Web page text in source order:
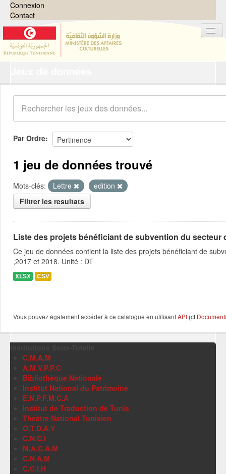
Connexion
Contact
Organisations
Groupes
Demandes 0
À propos
Par Ordre
1 jeu de données trouvé
Mots-clés: Lettre
edition
Filtrer les resultats
Liste des projets bénéficiant de subvention du secteur
Ce jeu de données contient la liste des projets bénéficiant de
,2017 et 2018. Unité : DT
XLSX CSV
Vous pouvez également accéder à ce catalogue en utilisantAPI (cf
C.M.A.M
A.M.V.P.P.C
Bibliothèque Nationale
Institut National du Patrimoine
E.N.P.F.M.C.A
Institut de Traduction de Tunis
Théâtre National Tunisien
O.T.D.A.V
C.N.C.I
M.A.C.A.M
C.N.A.M
C.C.I.H